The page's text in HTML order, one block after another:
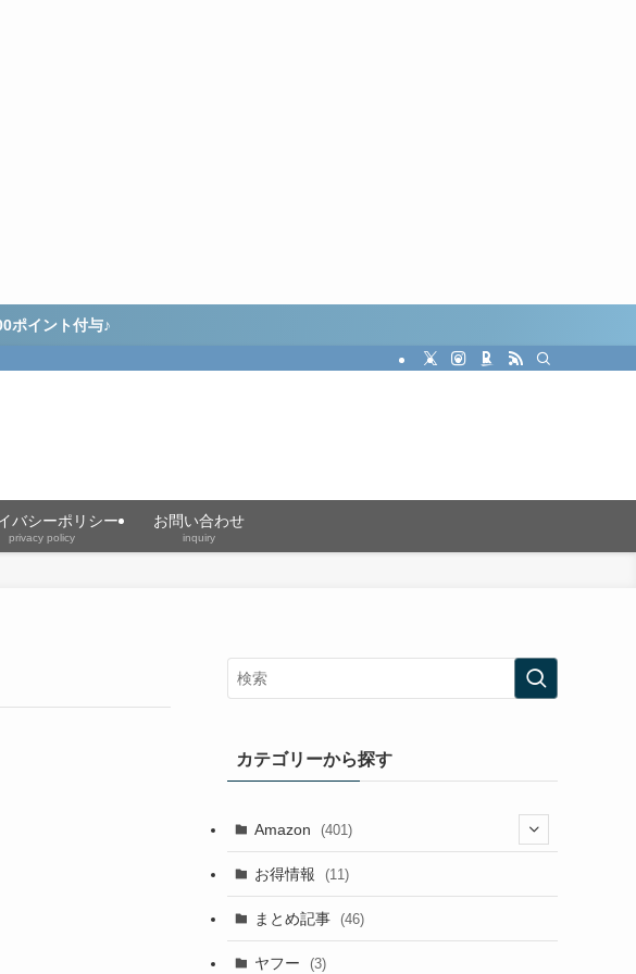
ポイント付与♪
バシーポリシー
privacy policy
お問い合わせ
inquiry
カテゴリーから探す
Amazon (401)
お得情報 (11)
まとめ記事 (46)
ヤフー (3)